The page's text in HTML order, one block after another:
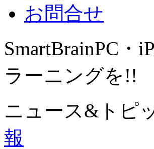
お問合せ
SmartBrainPC・
ラーニングを!!
ニュース&トピ
報